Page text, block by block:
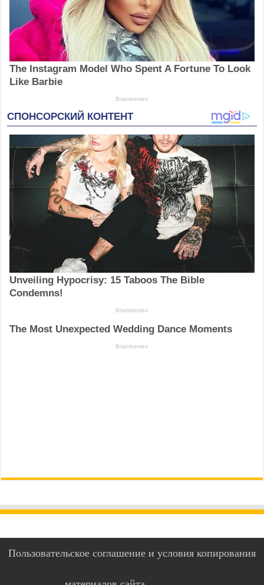
Пользовательское соглашение и условия копирования